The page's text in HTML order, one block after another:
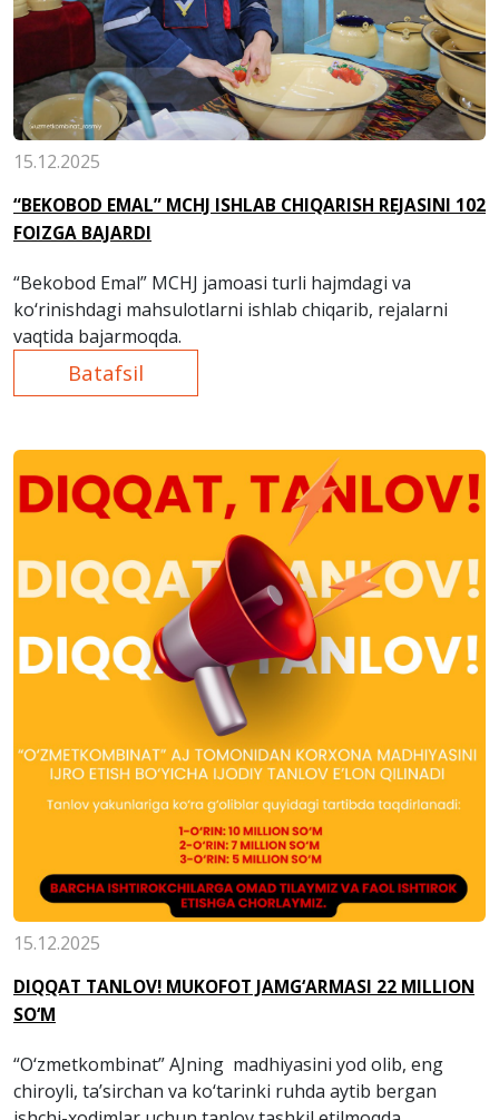
15.12.2025
“BEKOBOD EMAL” MCHJ ISHLAB CHIQARISH REJASINI 102
FOIZGA BAJARDI
“Bekobod Emal” MCHJ jamoasi turli hajmdagi va
ko‘rinishdagi mahsulotlarni ishlab chiqarib, rejalarni
vaqtida bajarmoqda.
Batafsil
15.12.2025
DIQQAT TANLOV! MUKOFOT JAMG‘ARMASI 22 MILLION
SO‘M
“O‘zmetkombinat” AJning madhiyasini yod olib, eng
chiroyli, ta’sirchan va ko‘tarinki ruhda aytib bergan